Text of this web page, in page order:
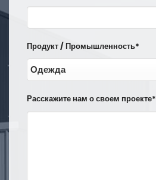
Продукт / Промышленность*
Расскажите нам о своем проекте*